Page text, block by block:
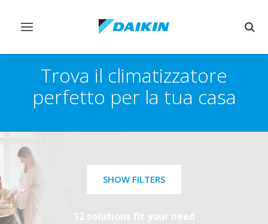
Attiva/disattiva
Trova il climatizzatore
perfetto per la tua casa
SHOW FILTERS
12 solutions fit your need